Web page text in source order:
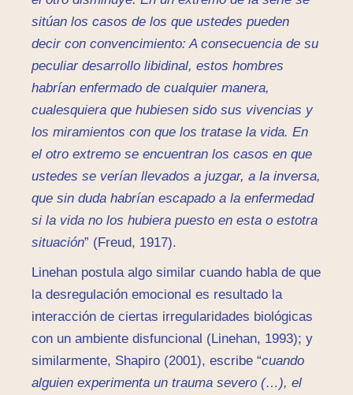
sitúan los casos de los que ustedes pueden
decir con convencimiento: A consecuencia de su
peculiar desarrollo libidinal, estos hombres
habrían enfermado de cualquier manera,
cualesquiera que hubiesen sido sus vivencias y
los miramientos con que los tratase la vida. En
el otro extremo se encuentran los casos en que
ustedes se verían llevados a juzgar, a la inversa,
que sin duda habrían escapado a la enfermedad
si la vida no los hubiera puesto en esta o estotra
situación” (Freud, 1917).
Linehan postula algo similar cuando habla de que
la desregulación emocional es resultado la
interacción de ciertas irregularidades biológicas
con un ambiente disfuncional (Linehan, 1993); y
similarmente, Shapiro (2001), escribe “cuando
alguien experimenta un trauma severo (…), el